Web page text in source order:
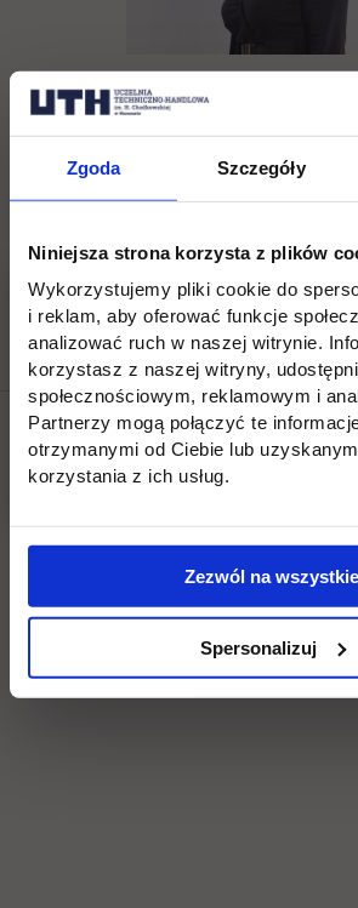
Zgoda Szczegóły
Niniejsza strona korzysta z plików
Wykorzystujemy pliki cookie do
i reklam, aby oferować funkcje
analizować ruch w naszej witrynie.
korzystasz z naszej witryny,
społecznościowym, reklamowym i
Partnerzy mogą połączyć te
otrzymanymi od Ciebie lub
korzystania z ich usług.
Zezwól na wszystkie
Spersonalizuj
Agnieszka
tel. (22) 262 88
Social & media
Zobacz, co u nas